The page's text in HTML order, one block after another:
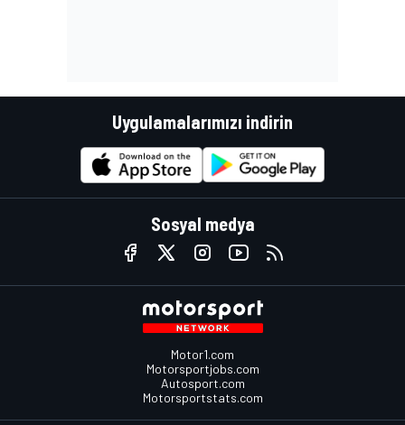
Uygulamalarımızı indirin
Sosyal medya
Motor1.com
Motorsportjobs.com
Autosport.com
Motorsportstats.com